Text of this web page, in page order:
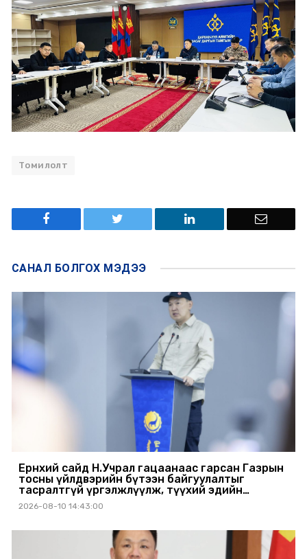
Томилолт
САНАЛ БОЛГОХ МЭДЭЭ
Ерөнхий сайд Н.Учрал гацаанаас гарсан Газрын
тосны үйлдвэрийн бүтээн байгуулалтыг
тасралтгүй үргэлжлүүлж, түүхий эдийн
хангамжийг баталгаажуулах үүрэг өгөв
2026-08-10 14:43:00